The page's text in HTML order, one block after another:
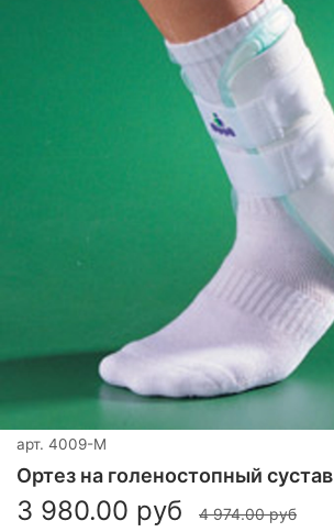
арт. 4009-M
Ортез на голеностопный сустав
3 980.00 руб
4 974.00 руб